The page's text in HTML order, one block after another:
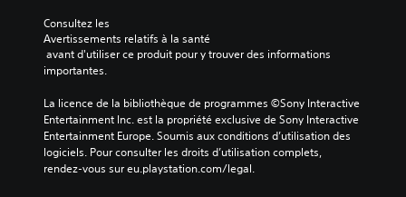
Consultez les
Avertissements relatifs à la santé
importantes.
La licence de la bibliothèque de programmes ©Sony Interactive
Entertainment Inc. est la propriété exclusive de Sony Interactive
Entertainment Europe. Soumis aux conditions d’utilisation des
logiciels. Pour consulter les droits d’utilisation complets,
rendez-vous sur eu.playstation.com/legal.